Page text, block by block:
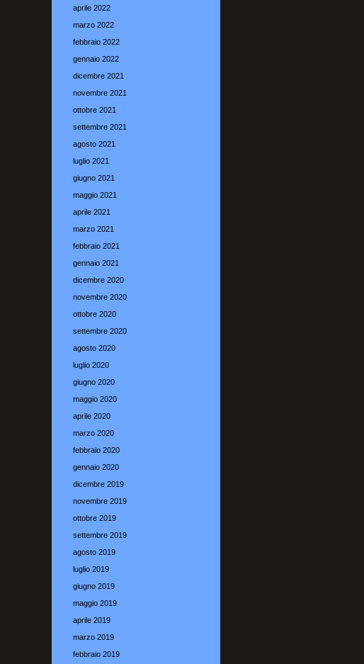
aprile 2022
marzo 2022
febbraio 2022
gennaio 2022
dicembre 2021
novembre 2021
ottobre 2021
settembre 2021
agosto 2021
luglio 2021
giugno 2021
maggio 2021
aprile 2021
marzo 2021
febbraio 2021
gennaio 2021
dicembre 2020
novembre 2020
ottobre 2020
settembre 2020
agosto 2020
luglio 2020
giugno 2020
maggio 2020
aprile 2020
marzo 2020
febbraio 2020
gennaio 2020
dicembre 2019
novembre 2019
ottobre 2019
settembre 2019
agosto 2019
luglio 2019
giugno 2019
maggio 2019
aprile 2019
marzo 2019
febbraio 2019